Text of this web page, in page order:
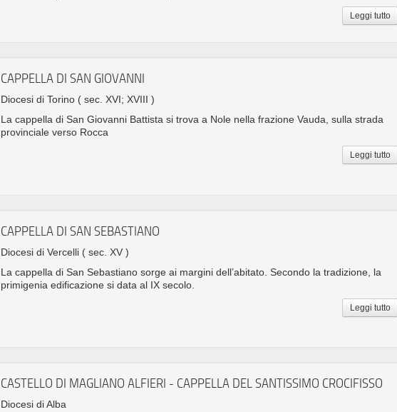
Leggi tutto
CAPPELLA DI SAN GIOVANNI
Diocesi di Torino ( sec. XVI; XVIII )
La cappella di San Giovanni Battista si trova a Nole nella frazione Vauda, sulla strada
provinciale verso Rocca
Leggi tutto
CAPPELLA DI SAN SEBASTIANO
Diocesi di Vercelli ( sec. XV )
La cappella di San Sebastiano sorge ai margini dell’abitato. Secondo la tradizione, la
primigenia edificazione si data al IX secolo.
Leggi tutto
CASTELLO DI MAGLIANO ALFIERI - CAPPELLA DEL SANTISSIMO CROCIFISSO
Diocesi di Alba